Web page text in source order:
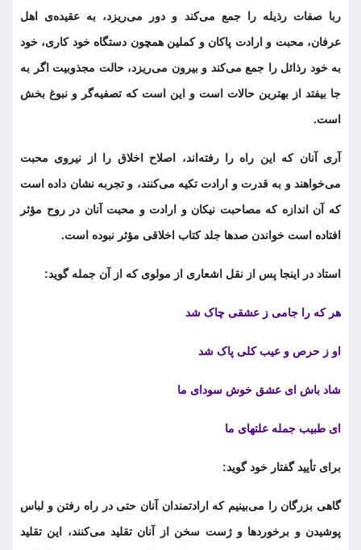
ربا صفات رذیله را جمع می‌کند و دور می‌ریزد، به عقیده‌ی اهل
عرفان، محبت و ارادت پاکان و کملین همچون دستگاه خود کاری، خود
به خود رذائل را جمع می‌کند و بیرون می‌ریزد، حالت مجذوبیت اگر به
جا بیفتد از بهترین حالات است و این است که تصفیه‌گر و نبوغ بخش
است.
آری آنان که این راه را رفته‌اند، اصلاح اخلاق را از نیروی محبت
می‌خواهند و به قدرت و ارادت تکیه می‌کنند، و تجربه نشان داده است
که آن اندازه که مصاحبت نیکان و ارادت و محبت آنان در روح مؤثر
افتاده است خواندن صدها جلد کتاب اخلاقی مؤثر نبوده است.
استاد در اینجا پس از نقل اشعاری از مولوی که از آن جمله گوید:
هر که را جامی ز عشقی چاک شد
او ز حرص و عیب کلی پاک شد
شاد باش ای عشق خوش سودای ما
ای طبیب جمله علتهای ما
برای تأیید گفتار خود گوید:
گاهی بزرگان را می‌بینیم که ارادتمندان آنان حتی در راه رفتن و لباس
پوشیدن و برخوردها و ژست سخن از آنان تقلید می‌کنند، این تقلید